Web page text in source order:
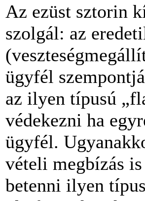
Az ezüst sztorin
szolgál: az
ügyfél
az ilyen típusú
védekezni ha
ügyfél.
vételi megbízás
betenni ilyen